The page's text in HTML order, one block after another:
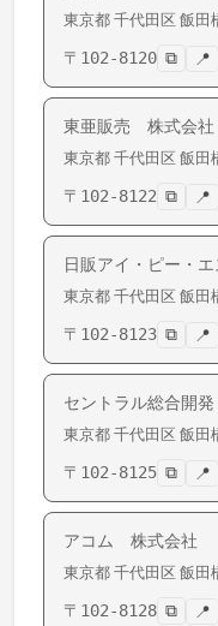
東京都 千代田区 飯田
〒 102-8120 ⧉ 📍
東亜販売 株式会社
東京都 千代田区 飯田
〒 102-8122 ⧉ 📍
日販アイ・ピー・
東京都 千代田区 飯田
〒 102-8123 ⧉ 📍
セントラル総合開
東京都 千代田区 飯田
〒 102-8125 ⧉ 📍
アコム 株式会社
東京都 千代田区 飯田
〒 102-8128 ⧉ 📍